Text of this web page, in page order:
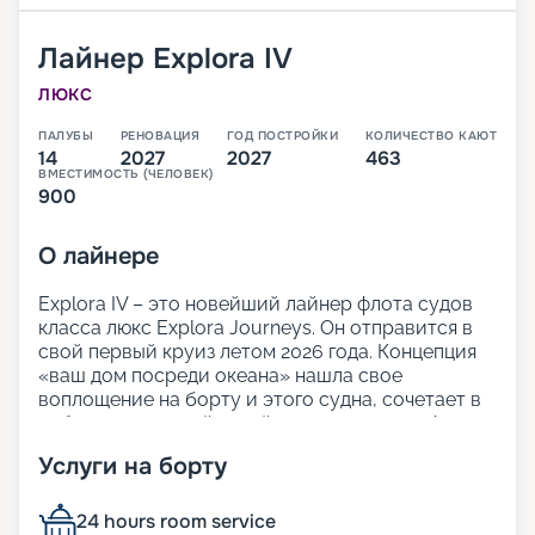
Лайнер Explora IV
ЛЮКС
ПАЛУБЫ
14
РЕНОВАЦИЯ
2027
ГОД ПОСТРОЙКИ
2027
КОЛИЧЕСТВО КАЮТ
463
ВМЕСТИМОСТЬ (ЧЕЛОВЕК)
900
О лайнере
Explora IV – это новейший лайнер флота судов
класса люкс Explora Journeys. Он отправится в
свой первый круиз летом 2026 года. Концепция
«ваш дом посреди океана» нашла свое
воплощение на борту и этого судна, сочетает в
себе продуманный дизайн и легкую атмосферу
палубы и множество зон для отдыха позволят
видом на океан.
Услуги на борту
24 hours room service